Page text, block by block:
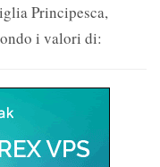
Principesca,
i valori di: